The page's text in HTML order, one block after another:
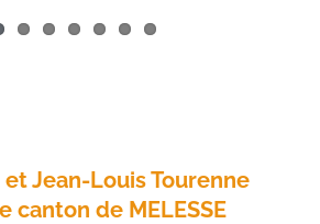
Jean-Louis Tourenne
canton de MELESSE